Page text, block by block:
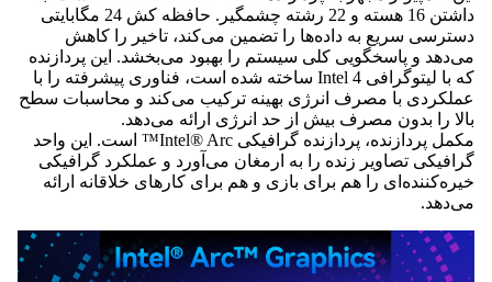
داشتن 16 هسته و 22 رشته چشمگیر. حافظه کش 24 مگابایتی
دسترسی سریع به داده‌ها را تضمین می‌کند، تاخیر را کاهش
می‌دهد و پاسخگویی کلی سیستم را بهبود می‌بخشد. این پردازنده
که با لیتوگرافی Intel 4 ساخته شده است، فناوری پیشرفته را با
عملکردی با مصرف انرژی بهینه ترکیب می‌کند و محاسبات سطح
بالا را بدون مصرف بیش از حد انرژی ارائه می‌دهد.
مکمل پردازنده، پردازنده گرافیکی Intel® Arc™ است. این واحد
گرافیکی تصاویر زنده را به ارمغان می‌آورد و عملکرد گرافیکی
خیره‌کننده‌ای را هم برای بازی و هم برای کارهای خلاقانه ارائه
می‌دهد.